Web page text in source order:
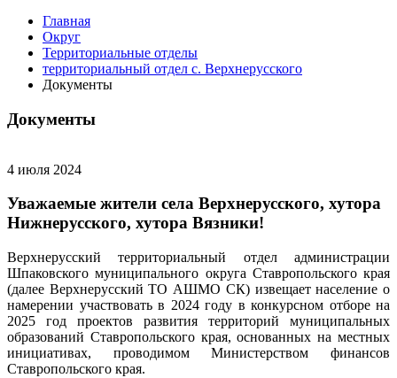
Главная
Округ
Территориальные отделы
территориальный отдел с. Верхнерусского
Документы
Документы
4 июля 2024
Уважаемые жители села Верхнерусского, хутора
Нижнерусского, хутора Вязники!
Верхнерусский территориальный отдел администрации
Шпаковского муниципального округа Ставропольского края
(далее Верхнерусский ТО АШМО СК) извещает население о
намерении участвовать в 2024 году в конкурсном отборе на
2025 год проектов развития территорий муниципальных
образований Ставропольского края, основанных на местных
инициативах, проводимом Министерством финансов
Ставропольского края.